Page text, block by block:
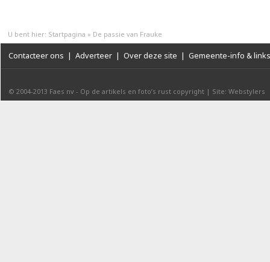
U bent hier: Startpagina » De passie van Frauke
Contacteer ons | Adverteer | Over deze site | Gemeente-info & links
© 2004-2013 Faes nv - Op de artikels en foto’s rust copyright | Site: Webstylers